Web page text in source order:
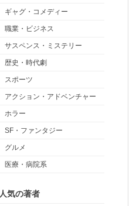
ギャグ・コメディー
職業・ビジネス
サスペンス・ミステリー
歴史・時代劇
スポーツ
アクション・アドベンチャー
ホラー
SF・ファンタジー
グルメ
医療・病院系
人気の著者